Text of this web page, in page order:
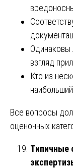
Одинаковы
взгляд
Кто из
Все вопросы
оценочных
Типичные